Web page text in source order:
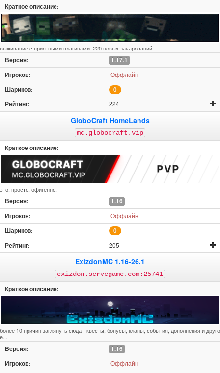
выживание с приятными плагинами. 220 новых зачарований.
1.17.1
Оффлайн
0
224
GloboCraft HomeLands
mc.globocraft.vip
это. просто. офигенно.
1.16
Оффлайн
0
205
ExizdonMC 1.16-26.1
exizdon.servegame.com:25741
более 10 причин заглянуть сюда - квесты, бонусы, кланы, события, дополнения и друго
е...
1.16
Оффлайн